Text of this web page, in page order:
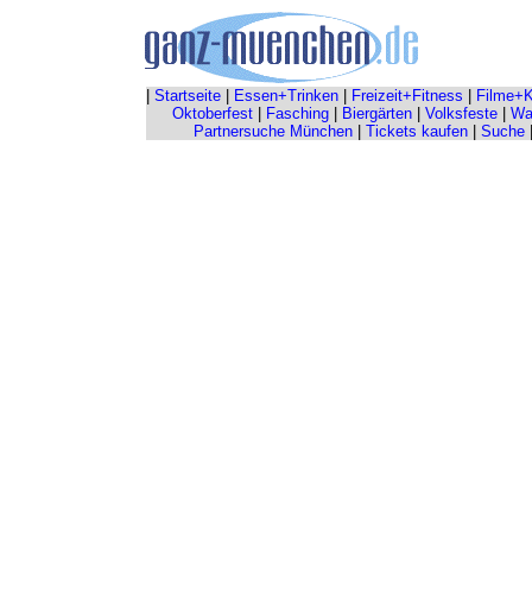
Startseite Essen+Trinken Freizeit+Fitness
Oktoberfest| Fasching| Biergärten| Volksfeste|
Partnersuche München| Tickets kaufen Suche